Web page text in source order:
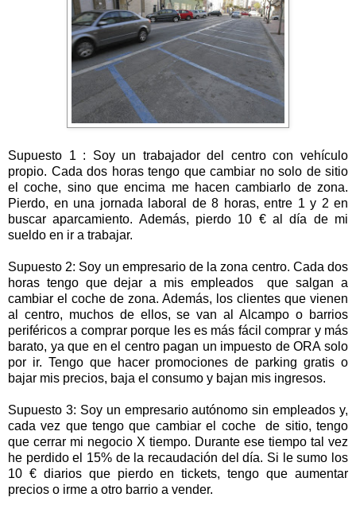
Supuesto 1 : Soy un trabajador del centro con vehículo
propio. Cada dos horas tengo que cambiar no solo de sitio
el coche, sino que encima me hacen cambiarlo de zona.
Pierdo, en una jornada laboral de 8 horas, entre 1 y 2 en
buscar aparcamiento. Además, pierdo 10 € al día de mi
sueldo en ir a trabajar.
Supuesto 2: Soy un empresario de la zona centro. Cada dos
horas tengo que dejar a mis empleados que salgan a
cambiar el coche de zona. Además, los clientes que vienen
al centro, muchos de ellos, se van al Alcampo o barrios
periféricos a comprar porque les es más fácil comprar y más
barato, ya que en el centro pagan un impuesto de ORA solo
por ir. Tengo que hacer promociones de parking gratis o
bajar mis precios, baja el consumo y bajan mis ingresos.
Supuesto 3: Soy un empresario autónomo sin empleados y,
cada vez que tengo que cambiar el coche de sitio, tengo
que cerrar mi negocio X tiempo. Durante ese tiempo tal vez
he perdido el 15% de la recaudación del día. Si le sumo los
10 € diarios que pierdo en tickets, tengo que aumentar
precios o irme a otro barrio a vender.